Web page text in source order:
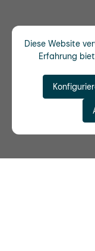
Diese Website
Erfahrung